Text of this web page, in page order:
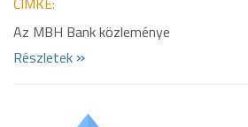
Az MBH Bank közleménye
Részletek »